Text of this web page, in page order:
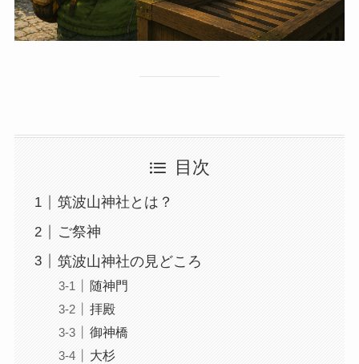
目次
筑波山神社とは？
ご祭神
筑波山神社の見どころ
随神門
拝殿
御神橋
大杉